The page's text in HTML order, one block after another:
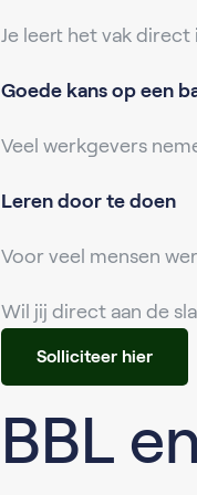
Je leert het vak direct
Goede kans op een
Veel werkgevers
Leren door te doen
Voor veel mensen
Wil jij direct aan de
Solliciteer hier
BBL